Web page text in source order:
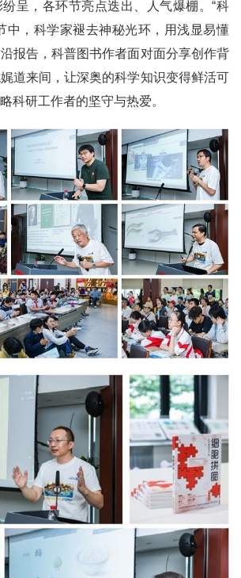
，各环节亮点迭出、人气爆棚。“科
中，科学家褪去神秘光环，用浅显易懂
报告，科普图书作者面对面分享创作背
道来间，让深奥的科学知识变得鲜活可
科研工作者的坚守与热爱。